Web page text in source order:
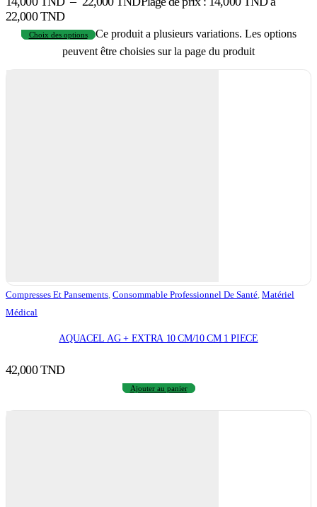
22,000 TND
Choix des options
Ce produit a plusieurs variations. Les options
peuvent être choisies sur la page du produit
Compresses Et Pansements, Consommable Professionnel De Santé, Matériel
Médical
AQUACEL AG + EXTRA 10 CM/10 CM 1 PIECE
42,000TND
Ajouter au panier